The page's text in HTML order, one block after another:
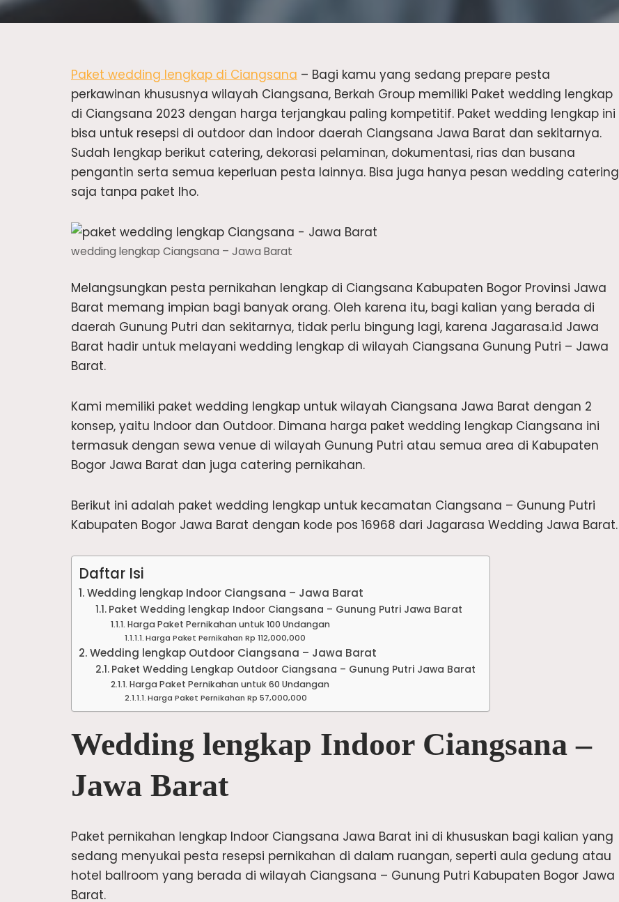
Paket wedding lengkap di Ciangsana – Bagi kamu yang sedang prepare pesta
perkawinan khususnya wilayah Ciangsana, Berkah Group memiliki Paket wedding lengkap
di Ciangsana 2023 dengan harga terjangkau paling kompetitif. Paket wedding lengkap ini
bisa untuk resepsi di outdoor dan indoor daerah Ciangsana Jawa Barat dan sekitarnya.
Sudah lengkap berikut catering, dekorasi pelaminan, dokumentasi, rias dan busana
pengantin serta semua keperluan pesta lainnya. Bisa juga hanya pesan wedding catering
saja tanpa paket lho.
wedding lengkap Ciangsana – Jawa Barat
Melangsungkan pesta pernikahan lengkap di Ciangsana Kabupaten Bogor Provinsi Jawa
Barat memang impian bagi banyak orang. Oleh karena itu, bagi kalian yang berada di
daerah Gunung Putri dan sekitarnya, tidak perlu bingung lagi, karena Jagarasa.id Jawa
Barat hadir untuk melayani wedding lengkap di wilayah Ciangsana Gunung Putri – Jawa
Barat.
Kami memiliki paket wedding lengkap untuk wilayah Ciangsana Jawa Barat dengan 2
konsep, yaitu Indoor dan Outdoor. Dimana harga paket wedding lengkap Ciangsana ini
termasuk dengan sewa venue di wilayah Gunung Putri atau semua area di Kabupaten
Bogor Jawa Barat dan juga catering pernikahan.
Berikut ini adalah paket wedding lengkap untuk kecamatan Ciangsana – Gunung Putri
Kabupaten Bogor Jawa Barat dengan kode pos 16968 dari Jagarasa Wedding Jawa Barat.
Daftar Isi
Wedding lengkap Indoor Ciangsana – Jawa Barat
Paket Wedding lengkap Indoor Ciangsana – Gunung Putri Jawa Barat
Harga Paket Pernikahan untuk 100 Undangan
Harga Paket Pernikahan Rp 112,000,000
Wedding lengkap Outdoor Ciangsana – Jawa Barat
Paket Wedding Lengkap Outdoor Ciangsana – Gunung Putri Jawa Barat
Harga Paket Pernikahan untuk 60 Undangan
Harga Paket Pernikahan Rp 57,000,000
Wedding lengkap Indoor Ciangsana –
Jawa Barat
Paket pernikahan lengkap Indoor Ciangsana Jawa Barat ini di khususkan bagi kalian yang
sedang menyukai pesta resepsi pernikahan di dalam ruangan, seperti aula gedung atau
hotel ballroom yang berada di wilayah Ciangsana – Gunung Putri Kabupaten Bogor Jawa
Barat.